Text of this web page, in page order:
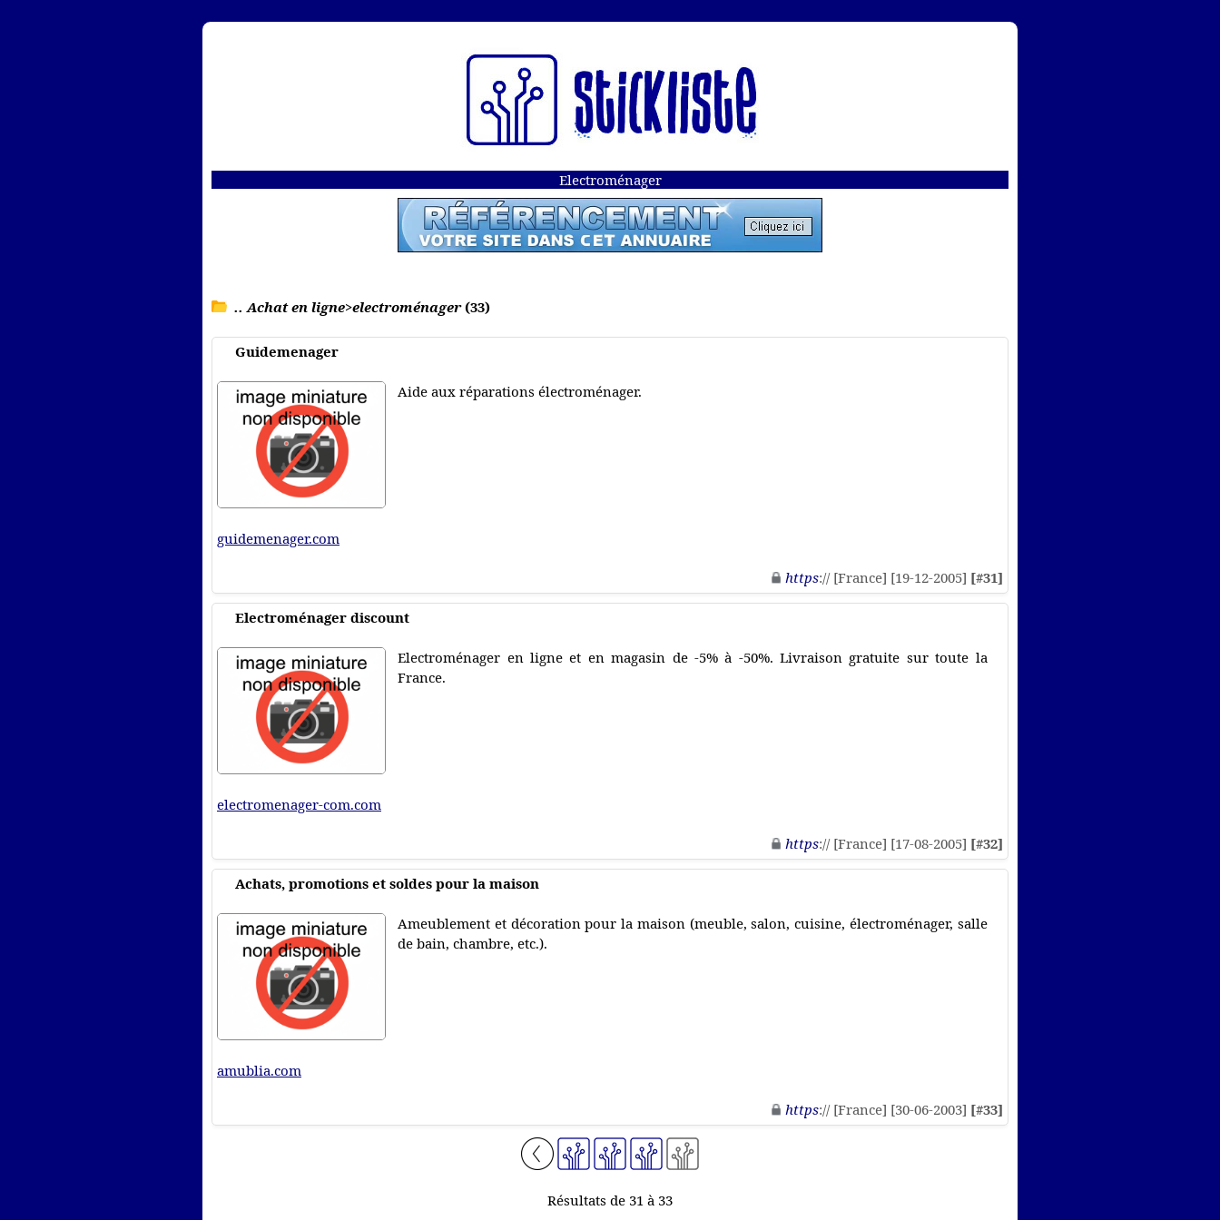
Electroménager
.. Achat en ligne>electroménager(33)
Guidemenager
Aide aux réparations électroménager.
guidemenager.com
https:// [France] [19-12-2005] [#31]
Electroménager discount
Electroménager en ligne et en magasin de -5% à -50%. Livraison gratuite sur toute la
France.
electromenager-com.com
https:// [France] [17-08-2005] [#32]
Achats, promotions et soldes pour la maison
Ameublement et décoration pour la maison (meuble, salon, cuisine, électroménager, salle
de bain, chambre, etc.).
amublia.com
https:// [France] [30-06-2003] [#33]
Résultats de 31 à 33